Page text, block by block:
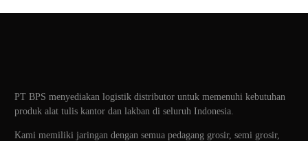
PT BPS menyediakan logistik distributor untuk memenuhi kebutuhan
produk alat tulis kantor dan lakban di seluruh Indonesia.
Kami memiliki jaringan dengan semua pedagang grosir, semi grosir,